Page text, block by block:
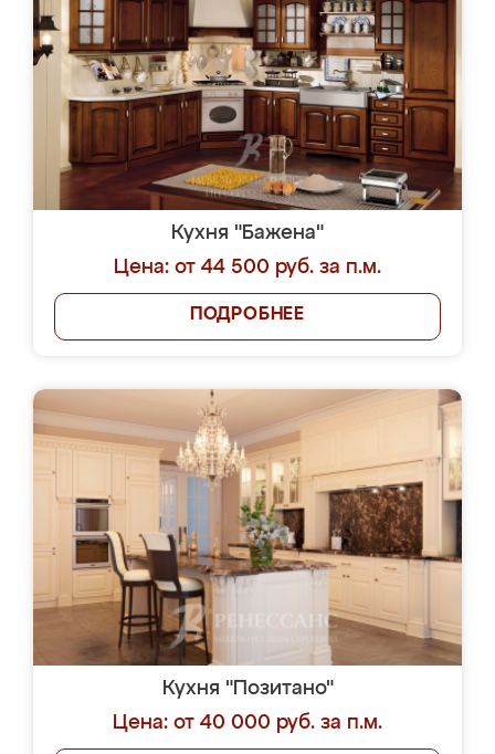
Кухня "Бажена"
Цена: от 44 500 руб. за п.м.
ПОДРОБНЕЕ
Кухня "Позитано"
Цена: от 40 000 руб. за п.м.